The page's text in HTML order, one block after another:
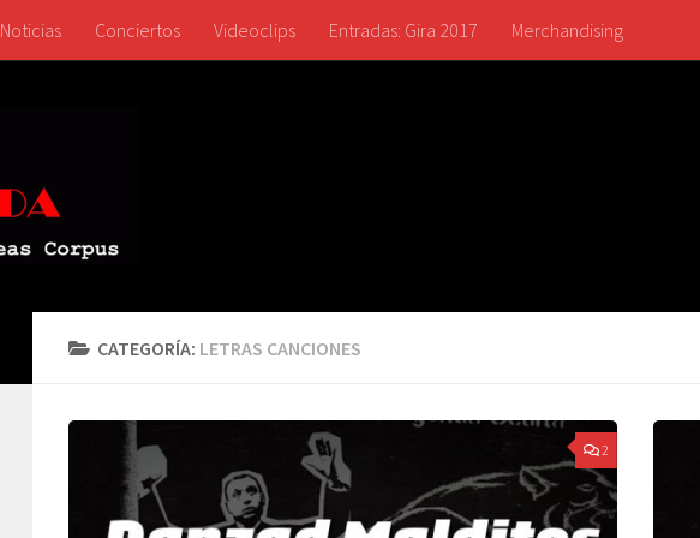
Noticias Conciertos Videoclips Entradas: Gira 2017 Merchandising
CATEGORÍA: LETRAS CANCIONES
2